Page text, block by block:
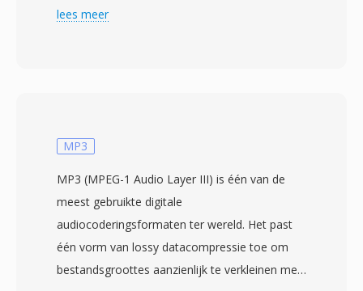
Het algoritme gebruikt lineaire predictie om elk
het origineel. Shorten verwierf culturele
geprefereerde formaat voor het uitwisselen
van live concertopnames online —
gemeenschappen zoals etree.org bouwden
volledige distributienetwerken rond SHN-
bestanden en bands als de Grateful Dead en
lees meer
MP3
MP3 (MPEG-1 Audio Layer III) is één van de
meest gebruikte digitale
audiocoderingsformaten ter wereld. Het past
één vorm van lossy datacompressie toe om
bestandsgroottes aanzienlijk te verkleinen met